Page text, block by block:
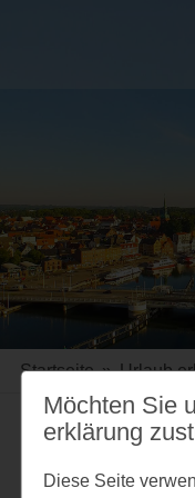
Startseite » Urlaub
Möchten Sie
erklärung
Diese Seite